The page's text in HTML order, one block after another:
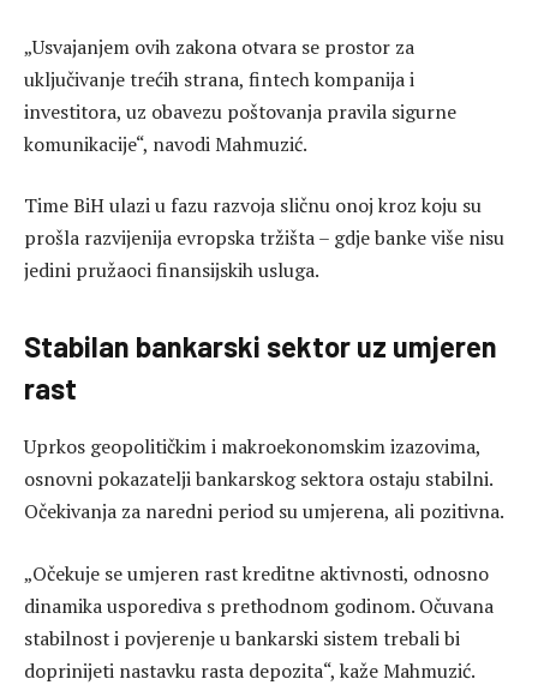
„Usvajanjem ovih zakona otvara se prostor za
uključivanje trećih strana, fintech kompanija i
investitora, uz obavezu poštovanja pravila sigurne
komunikacije“, navodi Mahmuzić.
Time BiH ulazi u fazu razvoja sličnu onoj kroz koju su
prošla razvijenija evropska tržišta – gdje banke više nisu
jedini pružaoci finansijskih usluga.
Stabilan bankarski sektor uz umjeren
rast
Uprkos geopolitičkim i makroekonomskim izazovima,
osnovni pokazatelji bankarskog sektora ostaju stabilni.
Očekivanja za naredni period su umjerena, ali pozitivna.
„Očekuje se umjeren rast kreditne aktivnosti, odnosno
dinamika usporediva s prethodnom godinom. Očuvana
stabilnost i povjerenje u bankarski sistem trebali bi
doprinijeti nastavku rasta depozita“, kaže Mahmuzić.